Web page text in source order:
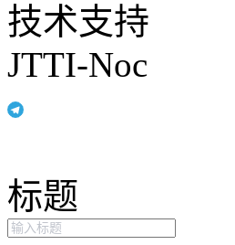
技术支持
JTTI-Noc
标题